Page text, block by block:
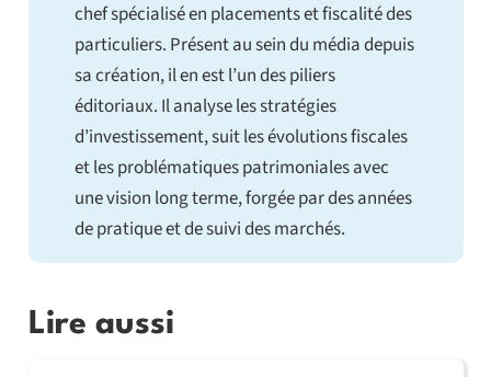
chef spécialisé en placements et fiscalité des
particuliers. Présent au sein du média depuis
sa création, il en est l’un des piliers
éditoriaux. Il analyse les stratégies
d’investissement, suit les évolutions fiscales
et les problématiques patrimoniales avec
une vision long terme, forgée par des années
de pratique et de suivi des marchés.
Lire aussi